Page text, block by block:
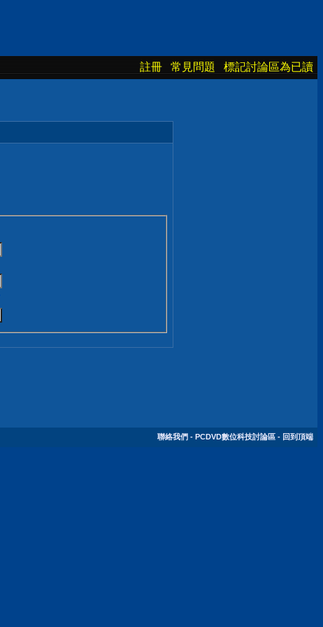
註冊 常見問題 標記討論區為已讀
聯絡我們 - PCDVD數位科技討論區 - 回到頂端